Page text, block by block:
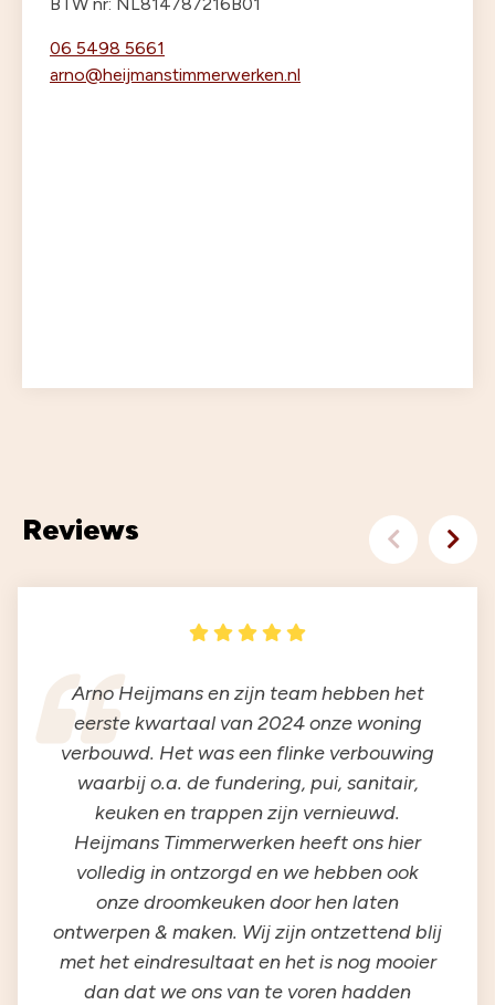
BTW nr: NL814787216B01
06 5498 5661
arno@heijmanstimmerwerken.nl
Reviews
Arno Heijmans en zijn team hebben het
eerste kwartaal van 2024 onze woning
verbouwd. Het was een flinke verbouwing
waarbij o.a. de fundering, pui, sanitair,
keuken en trappen zijn vernieuwd.
Heijmans Timmerwerken heeft ons hier
volledig in ontzorgd en we hebben ook
onze droomkeuken door hen laten
ontwerpen & maken. Wij zijn ontzettend blij
met het eindresultaat en het is nog mooier
dan dat we ons van te voren hadden